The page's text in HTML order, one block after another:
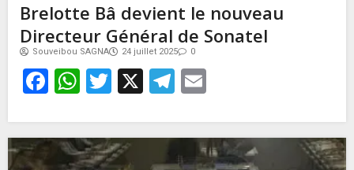
Brelotte Bâ devient le nouveau
Directeur Général de Sonatel
Souveibou SAGNA 24 juillet 2025 0
Facebook
WhatsApp
Twitter
X Telegram